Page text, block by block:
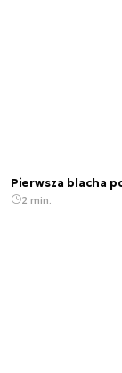
Pierwsza blacha
2 min.